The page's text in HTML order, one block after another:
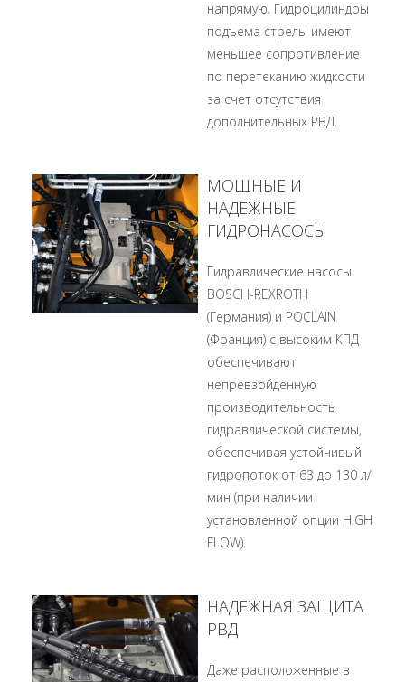
напрямую. Гидроцилиндры
подъема стрелы имеют
меньшее сопротивление
по перетеканию жидкости
за счет отсутствия
дополнительных РВД.
МОЩНЫЕ И
НАДЕЖНЫЕ
ГИДРОНАСОСЫ
Гидравлические насосы
BOSCH-REXROTH
(Германия) и POCLAIN
(Франция) с высоким КПД
обеспечивают
непревзойденную
производительность
гидравлической системы,
обеспечивая устойчивый
гидропоток от 63 до 130 л/
мин (при наличии
установленной опции HIGH
FLOW).
НАДЕЖНАЯ ЗАЩИТА
РВД
Даже расположенные в